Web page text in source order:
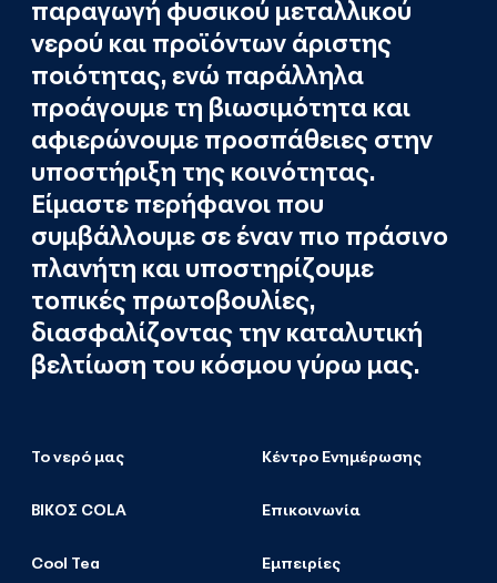
παραγωγή φυσικού μεταλλικού
νερού και προϊόντων άριστης
ποιότητας, ενώ παράλληλα
προάγουμε τη βιωσιμότητα και
αφιερώνουμε προσπάθειες στην
υποστήριξη της κοινότητας.
Είμαστε περήφανοι που
συμβάλλουμε σε έναν πιο πράσινο
πλανήτη και υποστηρίζουμε
τοπικές πρωτοβουλίες,
διασφαλίζοντας την καταλυτική
βελτίωση του κόσμου γύρω μας.
Το νερό μας
ΒΙΚΟΣ COLA
Cool Tea
Κέντρο Ενημέρωσης
Επικοινωνία
Εμπειρίες